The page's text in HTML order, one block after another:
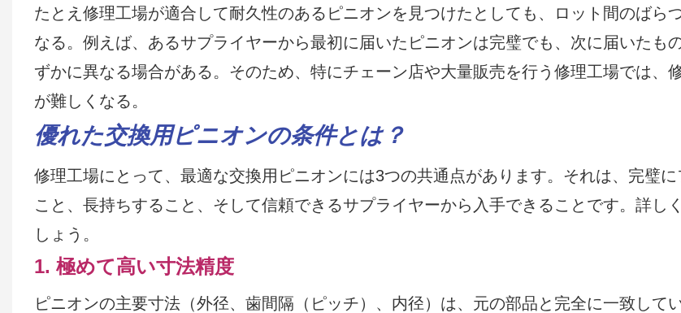
たとえ修理工場が適合して耐久性のあるピニオンを見つけたとしても、ロット間のばら
なる。例えば、あるサプライヤーから最初に届いたピニオンは完璧でも、次に届いたも
ずかに異なる場合がある。そのため、特にチェーン店や大量販売を行う修理工場では、
が難しくなる。
優れた交換用ピニオンの条件とは？
修理工場にとって、最適な交換用ピニオンには3つの共通点があります。それは、完璧に
こと、長持ちすること、そして信頼できるサプライヤーから入手できることです。詳し
しょう。
1. 極めて高い寸法精度
ピニオンの主要寸法（外径、歯間隔（ピッチ）、内径）は、元の部品と完全に一致して